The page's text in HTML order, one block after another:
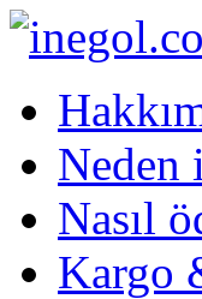
Neden
Nasıl
Kargo